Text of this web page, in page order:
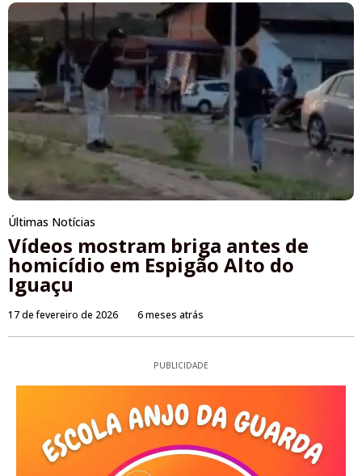
Últimas Notícias
Vídeos mostram briga antes de
homicídio em Espigão Alto do
Iguaçu
17 de fevereiro de 2026 6 meses atrás
PUBLICIDADE